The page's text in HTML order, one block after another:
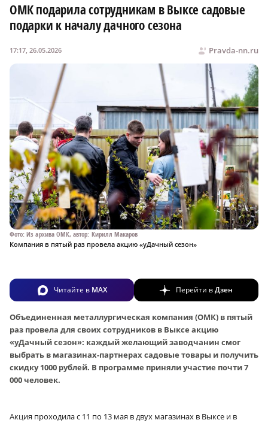
ОМК подарила сотрудникам в Выксе садовые
подарки к началу дачного сезона
Pravda-nn.ru
17:17, 26.05.2026
Фото: Из архива ОМК, автор: Кирилл Макаров
Компания в пятый раз провела акцию «уДачный сезон»
Читайте в MAX Перейти вДзен
Объединенная металлургическая компания (ОМК) в пятый
раз провела для своих сотрудников в Выксе акцию
«уДачный сезон»: каждый желающий заводчанин cмог
выбрать в магазинах-партнерах садовые товары и получить
скидку 1000 рублей. В программе приняли участие почти 7
000 человек.
Акция проходила с 11 по 13 мая в двух магазинах в Выксе и в